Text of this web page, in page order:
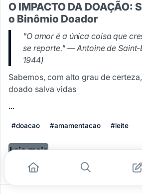
O IMPACTO DA DOAÇÃO:
o Binômio Doador
"O amor é a única coisa que
se reparte." — Antoine de Saint-
1944)
Sabemos, com alto grau de
doado salva vidas
...
#doacao #amamentacao #leite
Leia mais